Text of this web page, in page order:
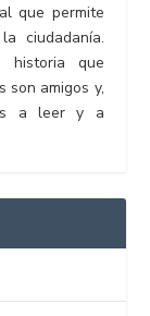
que permite
ciudadanía.
historia que
son amigos y,
a leer y a